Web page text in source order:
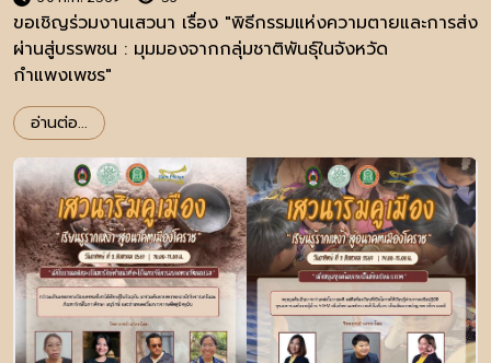
ขอเชิญร่วมงานเสวนา เรื่อง "พิธีกรรมแห่งความตายและการส่ง
ผ่านสู่บรรพชน : มุมมองจากกลุ่มชาติพันธุ์ในจังหวัด
กำแพงเพชร"
อ่านต่อ...